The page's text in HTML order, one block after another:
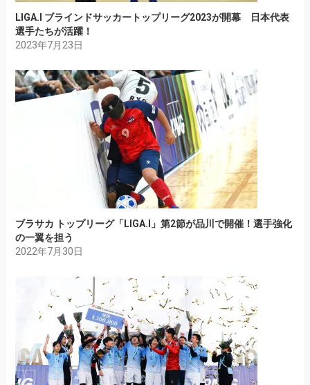
LIGA.I ブラインドサッカートップリーグ2023が開幕 日本代表
選手たちが活躍！
2023年7月23日
ブラサカ トップリーグ「LIGA.I」第2節が品川で開催！選手強化
の一翼を担う
2022年7月30日